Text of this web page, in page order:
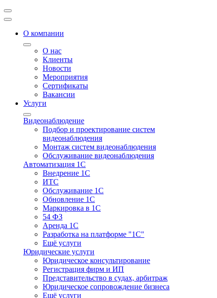
О компании
О нас
Клиенты
Новости
Мероприятия
Сертификаты
Вакансии
Услуги
Видеонаблюдение
Подбор и проектирование систем
видеонаблюдения
Монтаж систем видеонаблюдения
Обслуживание видеонаблюдения
Автоматизация 1С
Внедрение 1С
ИТС
Обслуживание 1С
Обновление 1С
Маркировка в 1С
54 ФЗ
Аренда 1С
Разработка на платформе "1С"
Ещё услуги
Юридические услуги
Юридическое консультирование
Регистрация фирм и ИП
Представительство в судах, арбитраж
Юридическое сопровождение бизнеса
Ещё услуги